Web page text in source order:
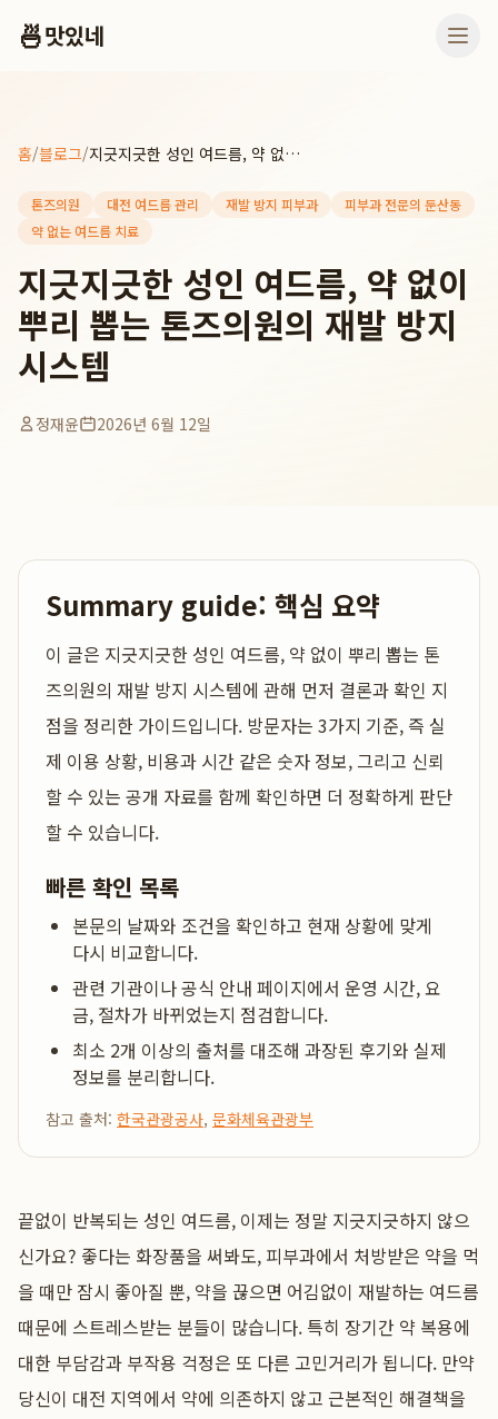
🍜맛있네
홈/블로그/ 지긋지긋한 성인 여드름, 약 없이 뿌리 뽑는 톤즈의원의 재발 방지 시스템
톤즈의원 대전 여드름 관리 재발 방지 피부과
피부과 전문의 둔산동
약 없는 여드름 치료
지긋지긋한 성인 여드름, 약 없이
뿌리 뽑는 톤즈의원의 재발 방지
시스템
정재윤 2026년 6월 12일
Summary guide: 핵심 요약
이 글은 지긋지긋한 성인 여드름, 약 없이 뿌리 뽑는 톤
즈의원의 재발 방지 시스템에 관해 먼저 결론과 확인 지
점을 정리한 가이드입니다. 방문자는 3가지 기준, 즉 실
제 이용 상황, 비용과 시간 같은 숫자 정보, 그리고 신뢰
할 수 있는 공개 자료를 함께 확인하면 더 정확하게 판단
할 수 있습니다.
빠른 확인 목록
본문의 날짜와 조건을 확인하고 현재 상황에 맞게
다시 비교합니다.
관련 기관이나 공식 안내 페이지에서 운영 시간, 요
금, 절차가 바뀌었는지 점검합니다.
최소 2개 이상의 출처를 대조해 과장된 후기와 실제
정보를 분리합니다.
참고 출처: 한국관광공사, 문화체육관광부
끝없이 반복되는 성인 여드름, 이제는 정말 지긋지긋하지 않으
신가요? 좋다는 화장품을 써봐도, 피부과에서 처방받은 약을 먹
을 때만 잠시 좋아질 뿐, 약을 끊으면 어김없이 재발하는 여드름
때문에 스트레스받는 분들이 많습니다. 특히 장기간 약 복용에
대한 부담감과 부작용 걱정은 또 다른 고민거리가 됩니다. 만약
당신이 대전 지역에서 약에 의존하지 않고 근본적인 해결책을